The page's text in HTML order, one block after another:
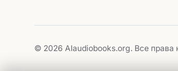
© 2026 AIaudiobooks.org. Все права